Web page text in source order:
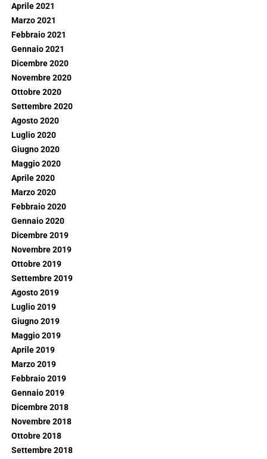
Aprile 2021
Marzo 2021
Febbraio 2021
Gennaio 2021
Dicembre 2020
Novembre 2020
Ottobre 2020
Settembre 2020
Agosto 2020
Luglio 2020
Giugno 2020
Maggio 2020
Aprile 2020
Marzo 2020
Febbraio 2020
Gennaio 2020
Dicembre 2019
Novembre 2019
Ottobre 2019
Settembre 2019
Agosto 2019
Luglio 2019
Giugno 2019
Maggio 2019
Aprile 2019
Marzo 2019
Febbraio 2019
Gennaio 2019
Dicembre 2018
Novembre 2018
Ottobre 2018
Settembre 2018